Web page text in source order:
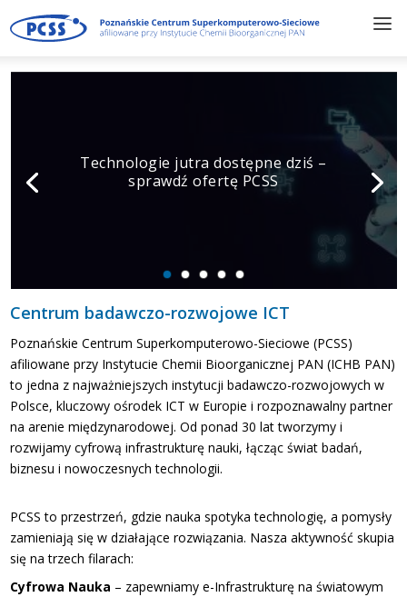
Technologie jutra dostępne dziś –
sprawdź ofertę PCSS
Centrum badawczo-rozwojowe ICT
Poznańskie Centrum Superkomputerowo-Sieciowe (PCSS)
afiliowane przy Instytucie Chemii Bioorganicznej PAN (ICHB PAN)
to jedna z najważniejszych instytucji badawczo-rozwojowych w
Polsce, kluczowy ośrodek ICT w Europie i rozpoznawalny partner
na arenie międzynarodowej. Od ponad 30 lat tworzymy i
rozwijamy cyfrową infrastrukturę nauki, łącząc świat badań,
biznesu i nowoczesnych technologii.
PCSS to przestrzeń, gdzie nauka spotyka technologię, a pomysły
zamieniają się w działające rozwiązania. Nasza aktywność skupia
się na trzech filarach:
Cyfrowa Nauka – zapewniamy e-Infrastrukturę na światowym